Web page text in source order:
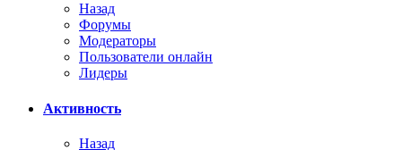
Назад
Форумы
Модераторы
Пользователи онлайн
Лидеры
Активность
Назад